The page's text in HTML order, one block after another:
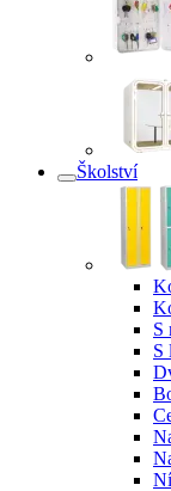
Školství
S
S